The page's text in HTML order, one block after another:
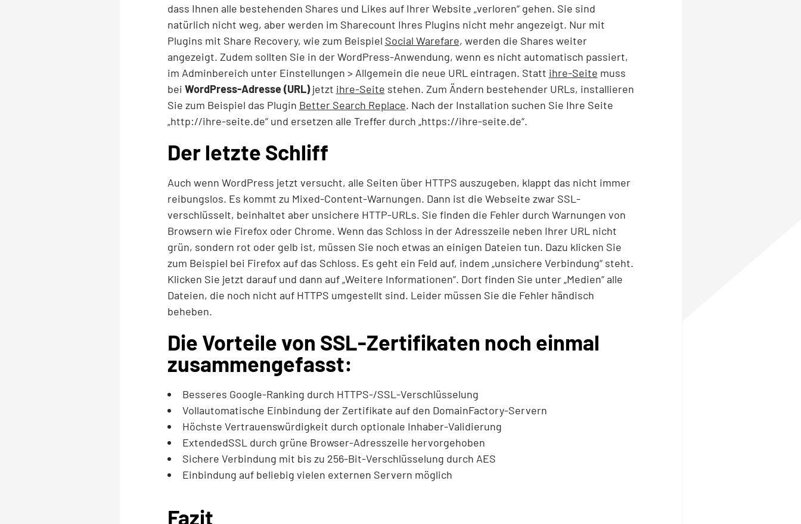
dass Ihnen alle bestehenden Shares und Likes auf Ihrer Website „verloren“ gehen. Sie sind
natürlich nicht weg, aber werden im Sharecount Ihres Plugins nicht mehr angezeigt. Nur mit
Plugins mit Share Recovery, wie zum Beispiel Social Warefare, werden die Shares weiter
angezeigt. Zudem sollten Sie in der WordPress-Anwendung, wenn es nicht automatisch passiert,
im Adminbereich unter Einstellungen > Allgemein die neue URL eintragen. Statt ihre-Seite muss
bei WordPress-Adresse (URL)jetzt ihre-Seite stehen. Zum Ändern bestehender URLs, installieren
Sie zum Beispiel das Plugin Better Search Replace. Nach der Installation suchen Sie Ihre Seite
„http://ihre-seite.de“ und ersetzen alle Treffer durch „https://ihre-seite.de“.
Der letzte Schliff
Auch wenn WordPress jetzt versucht, alle Seiten über HTTPS auszugeben, klappt das nicht immer
reibungslos. Es kommt zu Mixed-Content-Warnungen. Dann ist die Webseite zwar SSL-
verschlüsselt, beinhaltet aber unsichere HTTP-URLs. Sie finden die Fehler durch Warnungen von
Browsern wie Firefox oder Chrome. Wenn das Schloss in der Adresszeile neben Ihrer URL nicht
grün, sondern rot oder gelb ist, müssen Sie noch etwas an einigen Dateien tun. Dazu klicken Sie
zum Beispiel bei Firefox auf das Schloss. Es geht ein Feld auf, indem „unsichere Verbindung“ steht.
Klicken Sie jetzt darauf und dann auf „Weitere Informationen“. Dort finden Sie unter „Medien“ alle
Dateien, die noch nicht auf HTTPS umgestellt sind. Leider müssen Sie die Fehler händisch
beheben.
Die Vorteile von SSL-Zertifikaten noch einmal
zusammengefasst:
Besseres Google-Ranking durch HTTPS-/SSL-Verschlüsselung
Vollautomatische Einbindung der Zertifikate auf den DomainFactory-Servern
Höchste Vertrauenswürdigkeit durch optionale Inhaber-Validierung
ExtendedSSL durch grüne Browser-Adresszeile hervorgehoben
Sichere Verbindung mit bis zu 256-Bit-Verschlüsselung durch AES
Einbindung auf beliebig vielen externen Servern möglich
Fazit